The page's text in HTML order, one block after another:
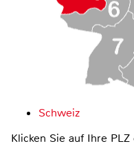
Schweiz
Klicken Sie auf Ihre